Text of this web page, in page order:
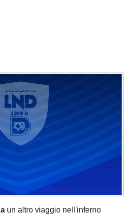
un altro viaggio nell'inferno